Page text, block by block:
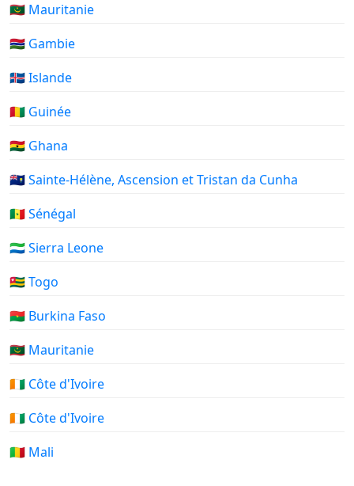
🇲🇷 Mauritanie
🇬🇲 Gambie
🇮🇸 Islande
🇬🇳 Guinée
🇬🇭 Ghana
🇸🇭 Sainte-Hélène, Ascension et Tristan da Cunha
🇸🇳 Sénégal
🇸🇱 Sierra Leone
🇹🇬 Togo
🇧🇫 Burkina Faso
🇲🇷 Mauritanie
🇨🇮 Côte d'Ivoire
🇨🇮 Côte d'Ivoire
🇲🇱 Mali